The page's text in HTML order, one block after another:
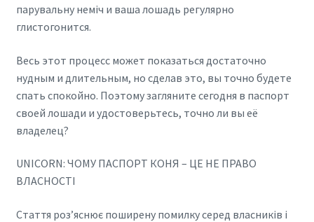
парувальну неміч и ваша лошадь регулярно
глистогонится.
Весь этот процесс может показаться достаточно
нудным и длительным, но сделав это, вы точно будете
спать спокойно. Поэтому загляните сегодня в паспорт
своей лошади и удостоверьтесь, точно ли вы её
владелец?
UNICORN: ЧОМУ ПАСПОРТ КОНЯ – ЦЕ НЕ ПРАВО
ВЛАСНОСТІ
Стаття роз’яснює поширену помилку серед власників і